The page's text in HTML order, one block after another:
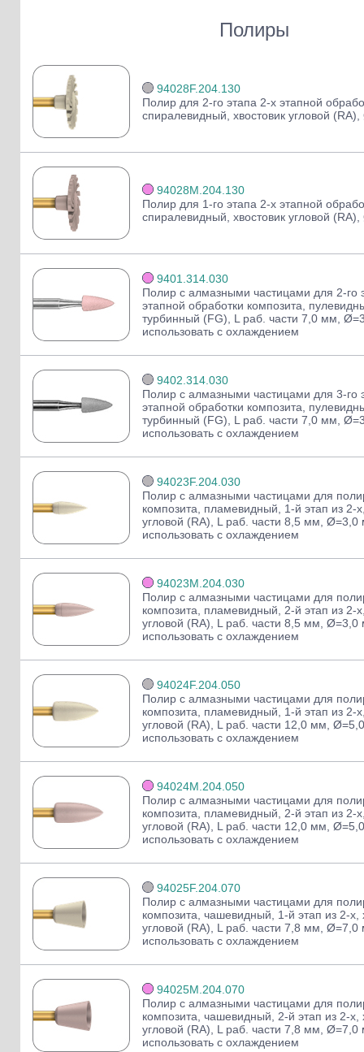
Полиры
94028F.204.130
Полир для 2-го этапа 2-х этапной
спиралевидный, хвостовик угловой
94028M.204.130
Полир для 1-го этапа 2-х этапной
спиралевидный, хвостовик угловой
9401.314.030
Полир с алмазными частицами для 2-го
этапной обработки композита,
турбинный (FG), L раб. части 7,0 мм,
использовать с охлаждением
9402.314.030
Полир с алмазными частицами для 3-го
этапной обработки композита,
турбинный (FG), L раб. части 7,0 мм,
использовать с охлаждением
94023F.204.030
Полир с алмазными частицами для
композита, пламевидный, 1-й этап из 2-
угловой (RA), L раб. части 8,5 мм, Ø=3,0
использовать с охлаждением
94023M.204.030
Полир с алмазными частицами для
композита, пламевидный, 2-й этап из 2-
угловой (RA), L раб. части 8,5 мм, Ø=3,0
использовать с охлаждением
94024F.204.050
Полир с алмазными частицами для
композита, пламевидный, 1-й этап из 2-
угловой (RA), L раб. части 12,0 мм,
использовать с охлаждением
94024M.204.050
Полир с алмазными частицами для
композита, пламевидный, 2-й этап из 2-
угловой (RA), L раб. части 12,0 мм,
использовать с охлаждением
94025F.204.070
Полир с алмазными частицами для
композита, чашевидный, 1-й этап из 2-х,
угловой (RA), L раб. части 7,8 мм, Ø=7,0
использовать с охлаждением
94025M.204.070
Полир с алмазными частицами для
композита, чашевидный, 2-й этап из 2-х,
угловой (RA), L раб. части 7,8 мм, Ø=7,0
использовать с охлаждением